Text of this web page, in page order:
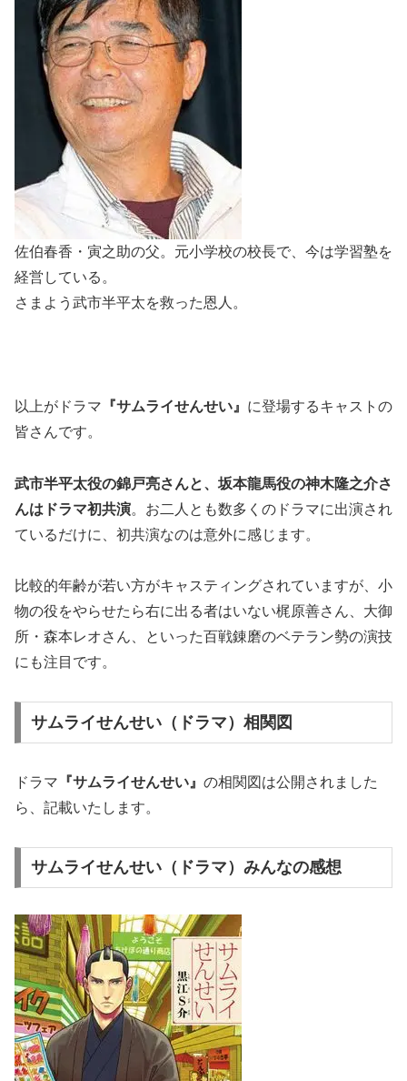
佐伯春香・寅之助の父。元小学校の校長で、今は学習塾を
経営している。
さまよう武市半平太を救った恩人。
以上がドラマ 『サムライせんせい』 に登場するキャストの
皆さんです。
武市半平太役の錦戸亮さんと、坂本龍馬役の神木隆之介さ
んはドラマ初共演。お二人とも数多くのドラマに出演され
ているだけに、初共演なのは意外に感じます。
比較的年齢が若い方がキャスティングされていますが、小
物の役をやらせたら右に出る者はいない梶原善さん、大御
所・森本レオさん、といった百戦錬磨のベテラン勢の演技
にも注目です。
サムライせんせい（ドラマ）相関図
ドラマ 『サムライせんせい』 の相関図は公開されました
ら、記載いたします。
サムライせんせい（ドラマ）みんなの感想